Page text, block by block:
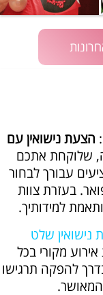
הצעת נישואין עם
שלוקחת אתכם
עבורך לבחור
בעזרת צוות
למידותיך.
נישואין שלט
מקורי בכל
להפקה תרגישו